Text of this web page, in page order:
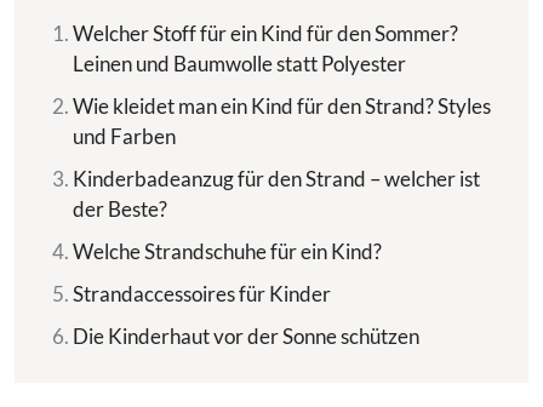
Welcher Stoff für ein Kind für den Sommer?
Leinen und Baumwolle statt Polyester
Wie kleidet man ein Kind für den Strand? Styles
und Farben
Kinderbadeanzug für den Strand – welcher ist
der Beste?
Welche Strandschuhe für ein Kind?
Strandaccessoires für Kinder
Die Kinderhaut vor der Sonne schützen